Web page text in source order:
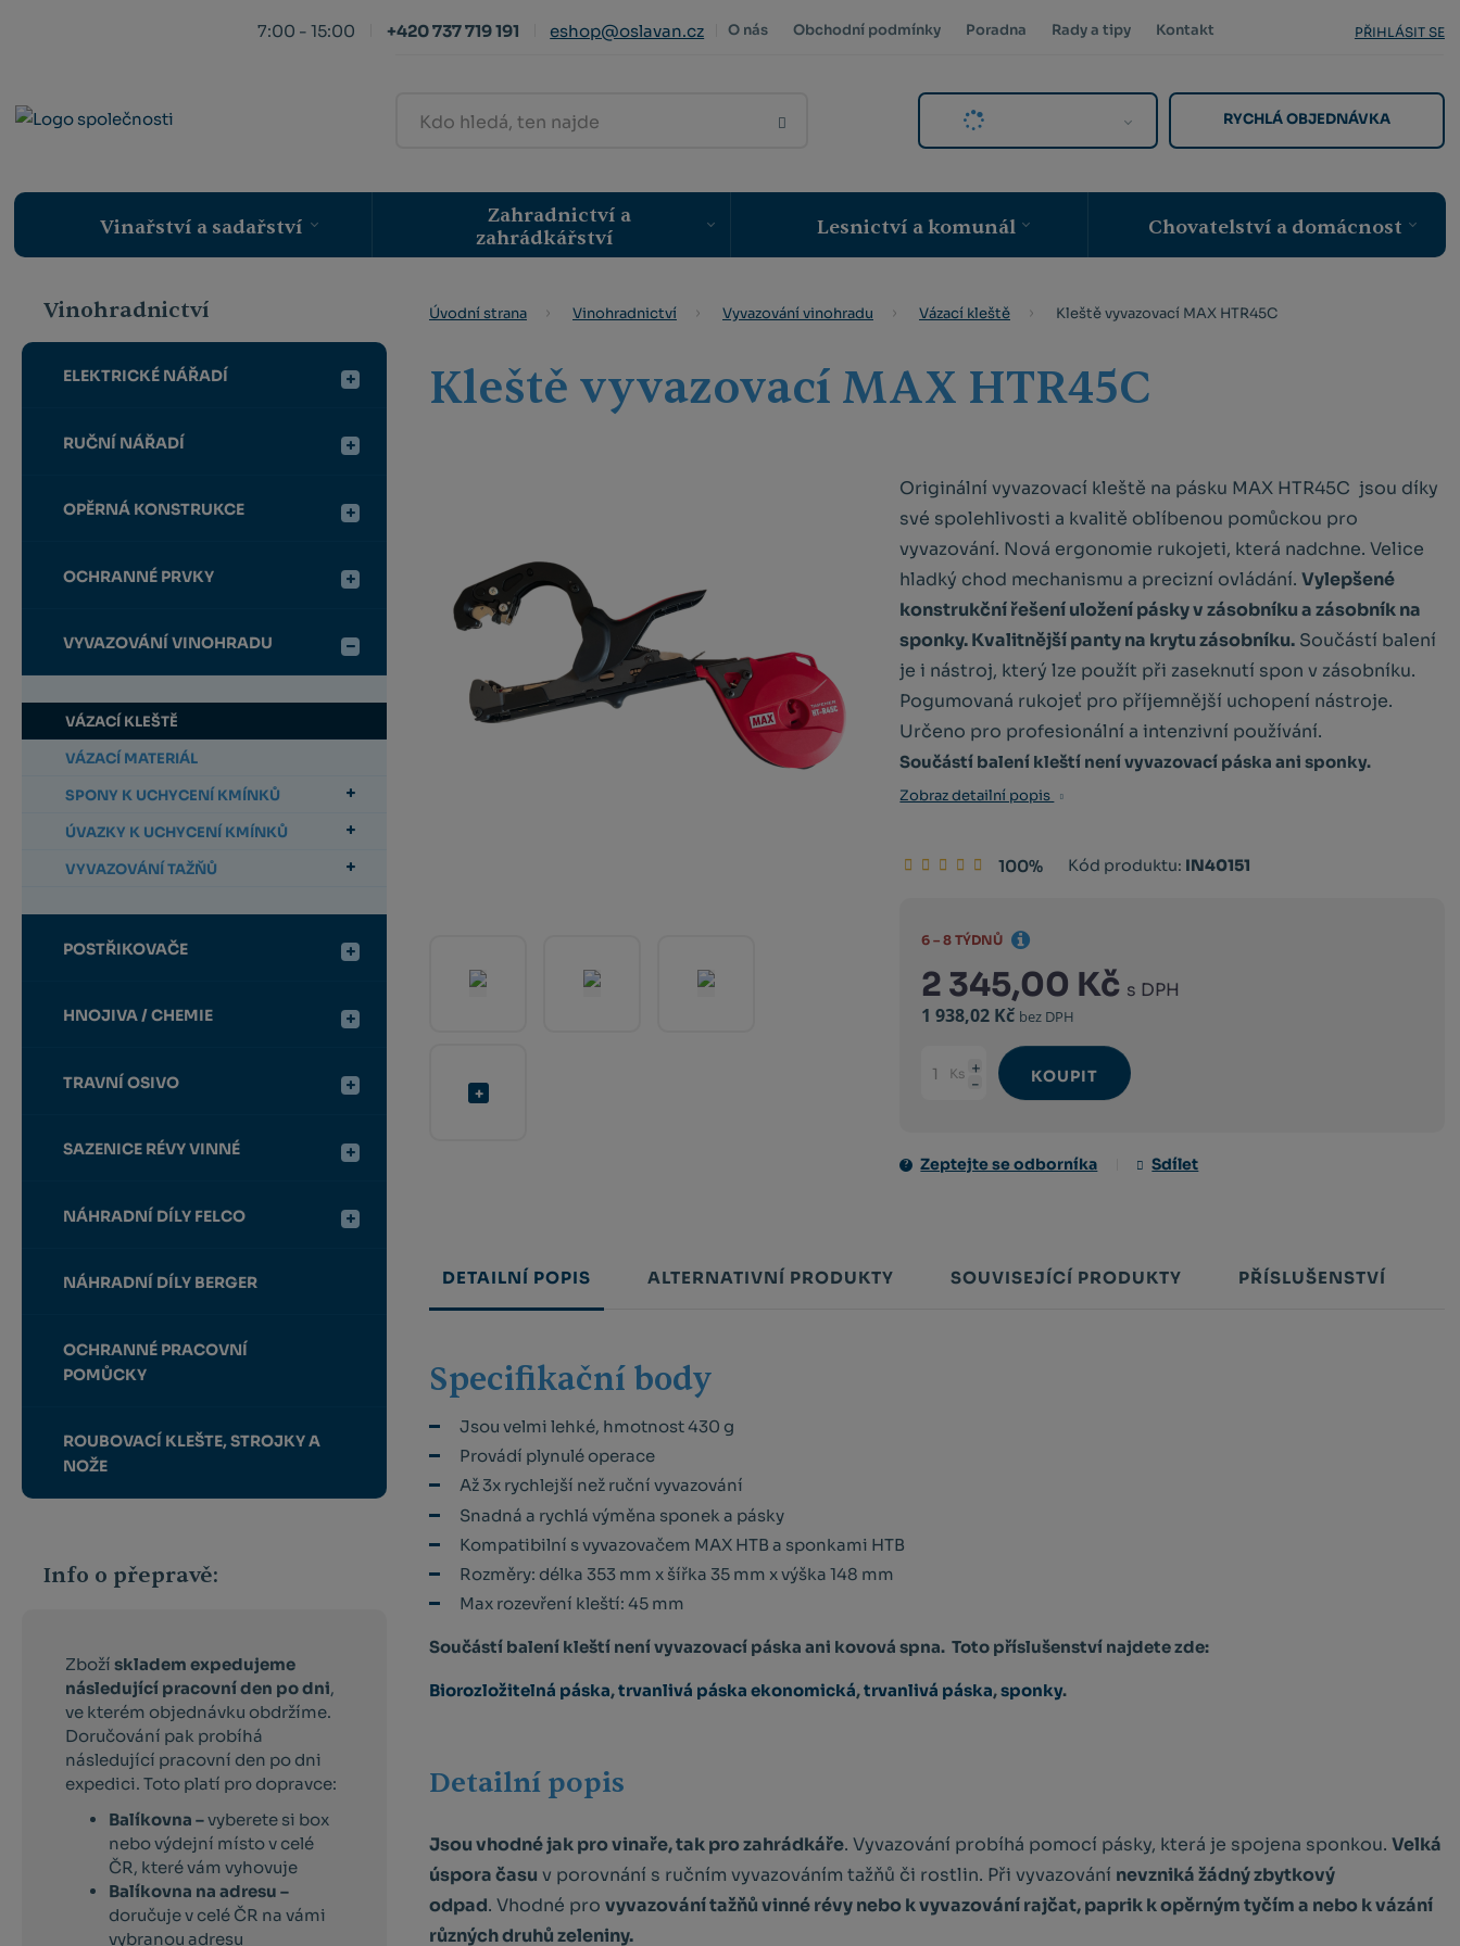
7:00 - 15:00 +420 737 719 191 eshop@oslavan.cz O nás Obchodní podmínky Poradna Rady a tipy Kontakt PŘIHLÁSIT SE
hledá,
RYCHLÁ OBJEDNÁVKA
Vinařství a sadařství
Zahradnictví a
zahrádkářství
Lesnictví a komunál Chovatelství a domácnost
Úvodní strana Vinohradnictví Vyvazování vinohradu Vázací kleště Kleště vyvazovací MAX HTR45C
Kleště vyvazovací MAX HTR45C
Originální vyvazovací kleště na pásku MAX HTR45C jsou díky
své spolehlivosti a kvalitě oblíbenou pomůckou pro
vyvazování. Nová ergonomie rukojeti, která nadchne. Velice
hladký chod mechanismu a precizní ovládání.Vylepšené
konstrukční řešení uložení pásky v zásobníku a zásobník na
sponky. Kvalitnější panty na krytu zásobníku. Součástí balení
je i nástroj, který lze použít při zaseknutí spon v zásobníku.
Pogumovaná rukojeť pro příjemnější uchopení nástroje.
Určeno pro profesionální a intenzivní používání.
Součástí balení kleští není vyvazovací páska ani sponky.
Zobraz detailní popis
100% Kód produktu: IN40151
2 345,00 Kč s DPH
1 938,02 Kč bez DPH
6 – 8 TÝDNŮ
ZměnitNavýšit
množství
Snížit
Ks KOUPIT
Zeptejte se odborníka Sdílet
DETAILNÍ POPIS ALTERNATIVNÍ PRODUKTY SOUVISEJÍCÍ PRODUKTY PŘÍSLUŠENSTVÍ
Specifikační body
Jsou velmi lehké, hmotnost 430 g
Provádí plynulé operace
Až 3x rychlejší než ruční vyvazování
Snadná a rychlá výměna sponek a pásky
Kompatibilní s vyvazovačem MAX HTB a sponkami HTB
Rozměry: délka 353 mm x šířka 35 mm x výška 148 mm
Max rozevření kleští: 45 mm
Součástí balení kleští není vyvazovací páska ani kovová spna. Toto příslušenství najdete zde:
Biorozložitelná páska,trvanlivá páska ekonomická,trvanlivá páska,sponky.
Detailní popis
Jsou vhodné jak pro vinaře, tak pro zahrádkáře. Vyvazování probíhá pomocí pásky, která je spojena sponkou. Velká
úspora času v porovnání s ručním vyvazováním tažňů či rostlin. Při vyvazování nevzniká žádný zbytkový
odpad. Vhodné pro vyvazování tažňů vinné révy nebo k vyvazování rajčat, paprik k opěrným tyčím a nebo k vázání
různých druhů zeleniny.
Vinohradnictví
ELEKTRICKÉ NÁŘADÍ
RUČNÍ NÁŘADÍ
OPĚRNÁ KONSTRUKCE
OCHRANNÉ PRVKY
VYVAZOVÁNÍ VINOHRADU
VÁZACÍ KLEŠTĚ
VÁZACÍ MATERIÁL
SPONY K UCHYCENÍ KMÍNKŮ
ÚVAZKY K UCHYCENÍ KMÍNKŮ
VYVAZOVÁNÍ TAŽŇŮ
POSTŘIKOVAČE
HNOJIVA / CHEMIE
TRAVNÍ OSIVO
SAZENICE RÉVY VINNÉ
NÁHRADNÍ DÍLY FELCO
NÁHRADNÍ DÍLY BERGER
OCHRANNÉ PRACOVNÍ
POMŮCKY
ROUBOVACÍ KLEŠTE, STROJKY A
NOŽE
Info o přepravě:
Zboží skladem expedujeme
následující pracovní den po dni,
ve kterém objednávku obdržíme.
Doručování pak probíhá
následující pracovní den po dni
expedici. Toto platí pro dopravce:
Balíkovna –vyberete si box
nebo výdejní místo v celé
ČR, které vám vyhovuje
Balíkovna na adresu –
doručuje v celé ČR na vámi
vybranou adresu